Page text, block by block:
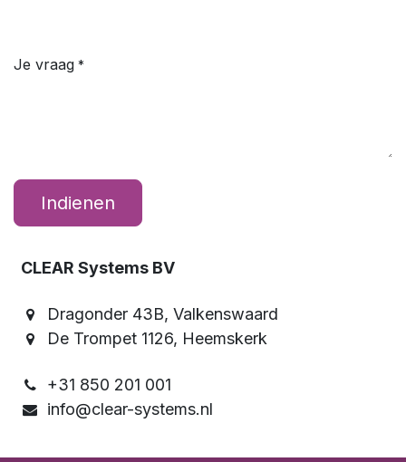
Je vraag *
Indienen
CLEAR Systems BV
Dragonder 43B, Valkenswaard
De Trompet 1126, Heemskerk
+31 850 201 001
info@clear-systems.nl